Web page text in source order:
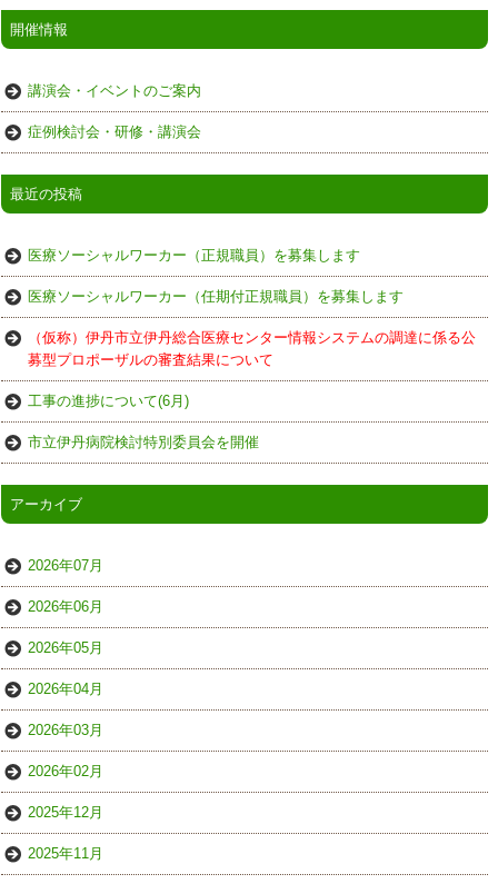
開催情報
講演会・イベントのご案内
症例検討会・研修・講演会
最近の投稿
医療ソーシャルワーカー（正規職員）を募集します
医療ソーシャルワーカー（任期付正規職員）を募集します
（仮称）伊丹市立伊丹総合医療センター情報システムの調達に係る公
募型プロポーザルの審査結果について
工事の進捗について(6月)
市立伊丹病院検討特別委員会を開催
アーカイブ
2026年07月
2026年06月
2026年05月
2026年04月
2026年03月
2026年02月
2025年12月
2025年11月